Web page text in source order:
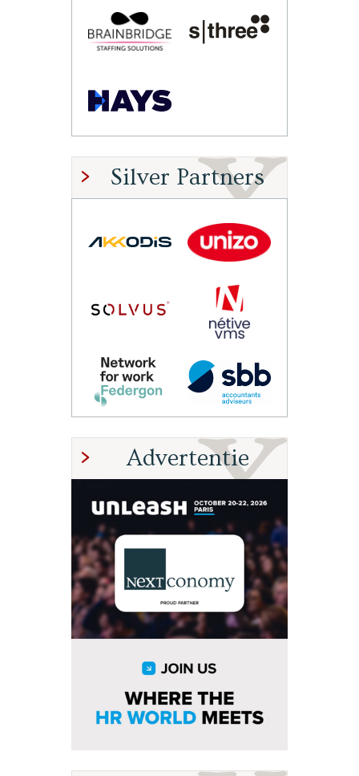
Silver Partners
Advertentie